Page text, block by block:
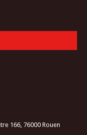
166, 76000 Rouen